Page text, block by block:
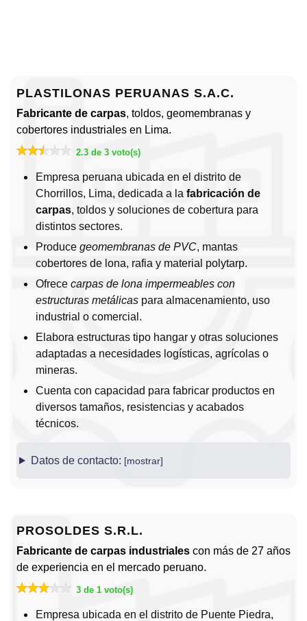
PLASTILONAS PERUANAS S.A.C.
Fabricante de carpas, toldos, geomembranas y
cobertores industriales en Lima.
2.3 de 3 voto(s)
Empresa peruana ubicada en el distrito de
Chorrillos, Lima, dedicada a la fabricación de
carpas, toldos y soluciones de cobertura para
distintos sectores.
Produce geomembranas de PVC, mantas
cobertores de lona, rafia y material polytarp.
Ofrece carpas de lona impermeables con
estructuras metálicas para almacenamiento, uso
industrial o comercial.
Elabora estructuras tipo hangar y otras soluciones
adaptadas a necesidades logísticas, agrícolas o
mineras.
Cuenta con capacidad para fabricar productos en
diversos tamaños, resistencias y acabados
técnicos.
Datos de contacto:
PROSOLDES S.R.L.
Fabricante de carpas industriales con más de 27 años
de experiencia en el mercado peruano.
3 de 1 voto(s)
Empresa ubicada en el distrito de Puente Piedra,